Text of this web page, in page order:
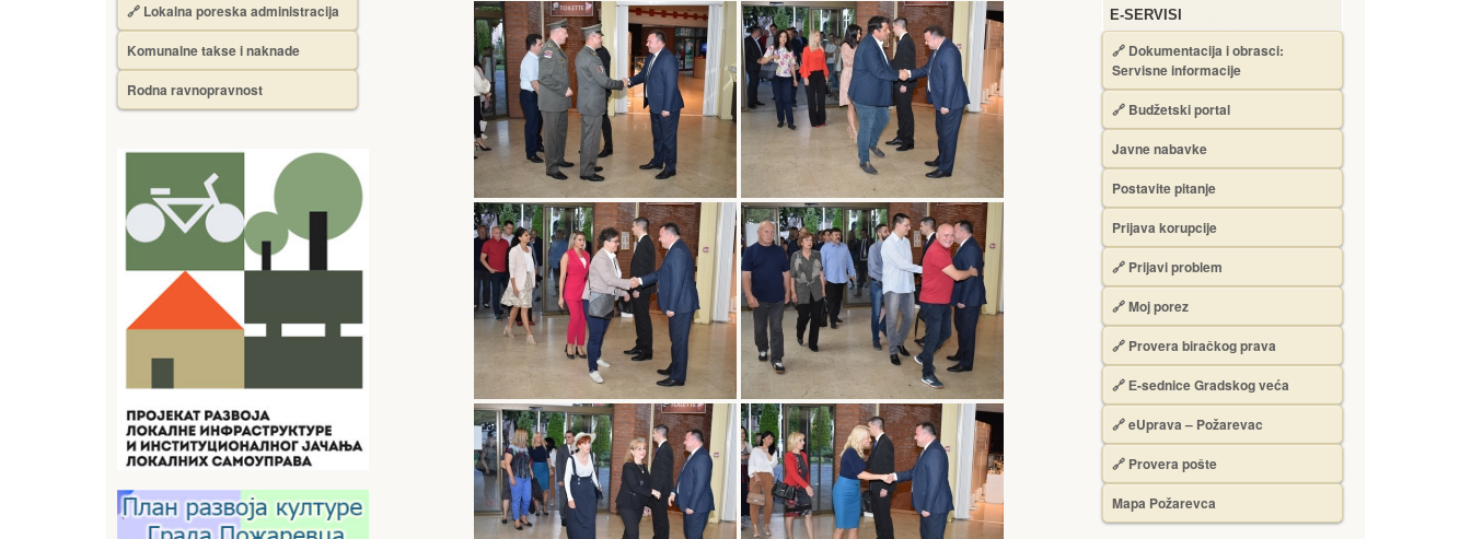
🔗 Lokalna poreska administracija
Komunalne takse i naknade
Rodna ravnopravnost
Е-SERVISI
🔗 Dokumentacija i obrasci:
Servisne informacije
🔗 Budžetski portal
Javne nabavke
Postavite pitanje
Prijava korupcije
🔗 Prijavi problem
🔗 Moj porez
🔗 Provera biračkog prava
🔗 Е-sednice Gradskog veća
🔗 eUprava – Požarevac
🔗 Provera pošte
Mapa Požarevca